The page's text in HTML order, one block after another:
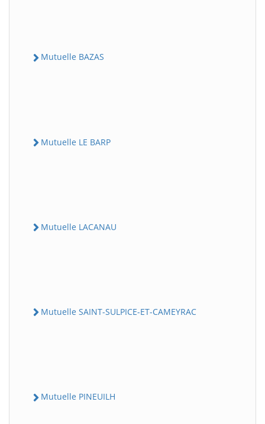
Mutuelle BAZAS
Mutuelle LE BARP
Mutuelle LACANAU
Mutuelle SAINT-SULPICE-ET-CAMEYRAC
Mutuelle PINEUILH